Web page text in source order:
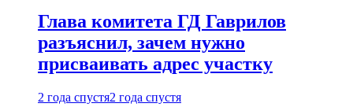
Глава комитета ГД Гаврилов
разъяснил, зачем нужно
присваивать адрес участку
2 года спустя2 года спустя